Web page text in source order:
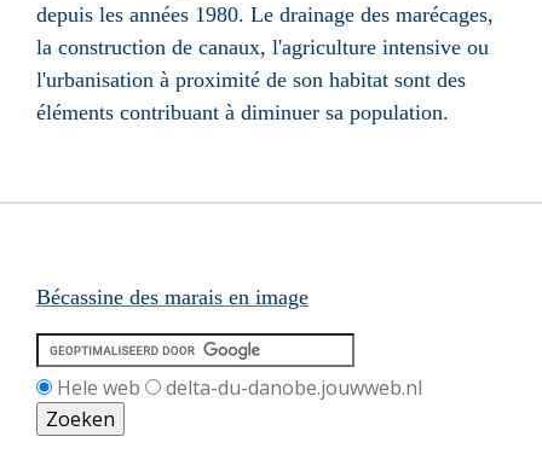
depuis les années 1980. Le drainage des marécages,
la construction de canaux, l'agriculture intensive ou
l'urbanisation à proximité de son habitat sont des
éléments contribuant à diminuer sa population.
Bécassine des marais en image
Hele web delta-du-danobe.jouwweb.nl